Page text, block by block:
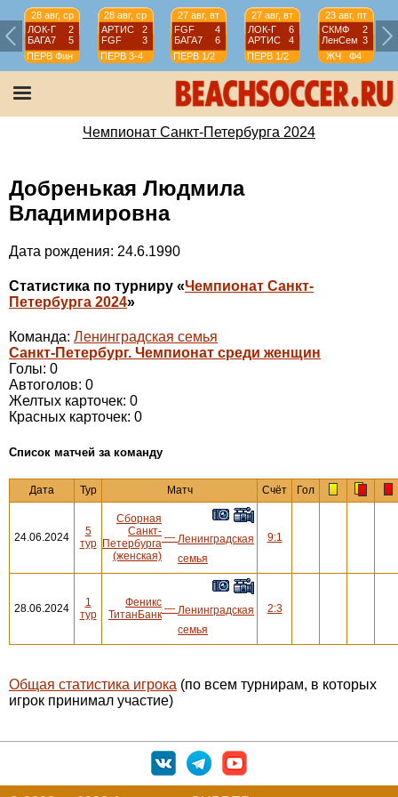
28 авг, ср
ЛОК-Г
2
БАГА7
5
ПЕРВ Фин
28 авг, ср
АРТИС
2
FGF
3
ПЕРВ 3-4
27 авг, вт
FGF
4
БАГА7
6
ПЕРВ 1/2
27 авг, вт
ЛОК-Г
6
АРТИС
4
ПЕРВ 1/2
23 авг, пт
СКМФ
2
ЛенСем 3
ЖЧ
Ф4
Чемпионат Санкт-Петербурга 2024
Добренькая Людмила
Владимировна
Дата рождения: 24.6.1990
Статистика по турниру «Чемпионат Санкт-
Петербурга 2024»
Команда: Ленинградская семья
Санкт-Петербург. Чемпионат среди женщин
Голы: 0
Автоголов: 0
Желтых карточек: 0
Красных карточек: 0
Cписок матчей за команду
Дата Тур Матч Счёт Гол
24.06.2024
5
тур
Сборная
Санкт-
Петербурга
(женская)
— Ленинградская
семья
9:1
28.06.2024
1
тур
Феникс
ТитанБанк — Ленинградская
семья
2:3
Общая статистика игрока (по всем турнирам, в которых
игрок принимал участие)